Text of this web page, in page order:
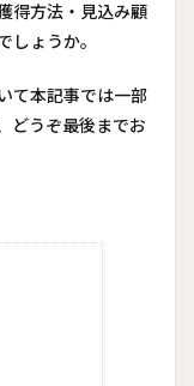
得方法・見込み顧
しょうか。
て本記事では一部
どうぞ最後までお